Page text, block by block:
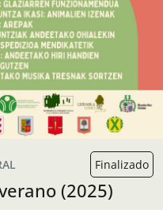
Finalizado
(2025)